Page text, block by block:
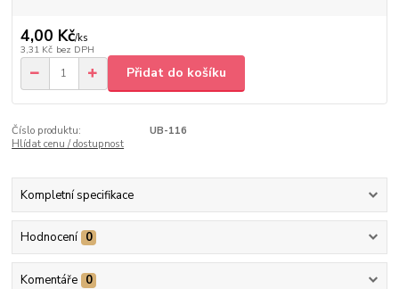
4,00 Kč/ks
3,31 Kč bez DPH
Přidat do košíku
Číslo produktu:
UB-116
Hlídat cenu / dostupnost
Kompletní specifikace
Hodnocení 0
Komentáře 0